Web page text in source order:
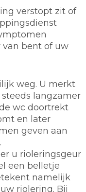
verstopt zit of
van bent of uw
weg. U merkt
langzamer
wc doortrekt
en later
geven aan
u rioleringsgeur
een belletje
namelijk
riolering. Bij